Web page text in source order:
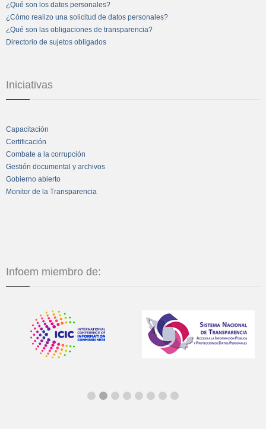
¿Qué son los datos personales?
¿Cómo realizo una solicitud de datos personales?
¿Qué son las obligaciones de transparencia?
Directorio de sujetos obligados
Iniciativas
Capacitación
Certificación
Combate a la corrupción
Gestión documental y archivos
Gobierno abierto
Monitor de la Transparencia
Infoem miembro de: